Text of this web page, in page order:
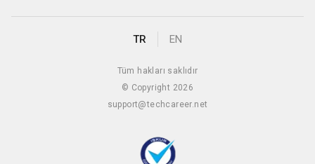
TR EN
Tüm hakları saklıdır
© Copyright 2026
support@techcareer.net